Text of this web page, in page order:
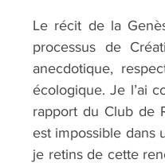
Le récit de la
processus de
anecdotique,
écologique. Je l’ai
rapport du Club de
est impossible dans
je retins de cette